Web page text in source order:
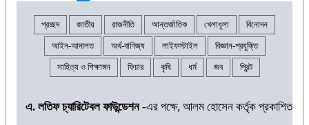
প্রচ্ছদ জাতীয় রাজনীতি আন্তর্জাতিক খেলাধূলা বিনোদন
আইন-আদালত অর্থ-বাণিজ্য লাইফস্টাইল বিজ্ঞান-প্রযুক্তি
সাহিত্য ও শিক্ষাঙ্গন ফিচার কৃষি ধর্ম জব প্রিন্ট
এ. লতিফ চ্যারিটেবল ফাউন্ডেশন-এর পক্ষে, আলম হোসেন কর্তৃক প্রকাশিত